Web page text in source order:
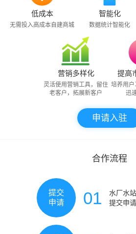
低成本
无需投入高成本自建商城
智能化
数据统计智能化
营销多样化
灵活使用营销工具，留住
老客户，拓展新客户
提高
培养用户
迅
申请入驻
合作流程
提交
申请
01
水厂水站
提交申请